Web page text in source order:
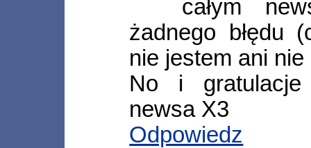
całym
żadnego błędu
nie jestem ani
No i
newsa X3
Odpowiedz